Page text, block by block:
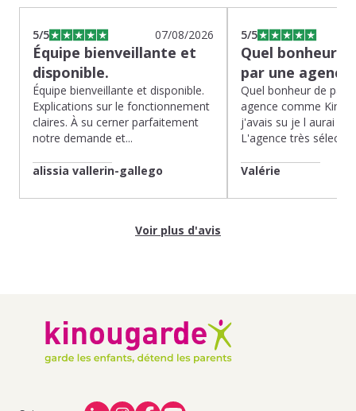
5/5 07/08/2026
Équipe bienveillante et
disponible.
Équipe bienveillante et disponible.
Explications sur le fonctionnement
claires. À su cerner parfaitement
notre demande et...
alissia vallerin-gallego
5/5
Quel bonheur
par une
Quel bonheur de
agence comme
j'avais su je l aurai
L'agence très
Valérie
Voir plus d'avis